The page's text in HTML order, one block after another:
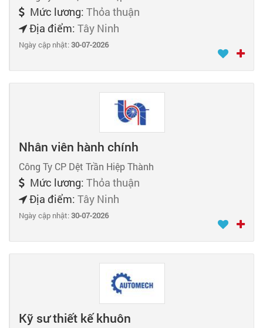
Mức lương: Thỏa thuận
Địa điểm: Tây Ninh
Ngày cập nhật:30-07-2026
Nhân viên hành chính
Công Ty CP Dệt Trần Hiệp Thành
Mức lương: Thỏa thuận
Địa điểm: Tây Ninh
Ngày cập nhật:30-07-2026
Kỹ sư thiết kế khuôn